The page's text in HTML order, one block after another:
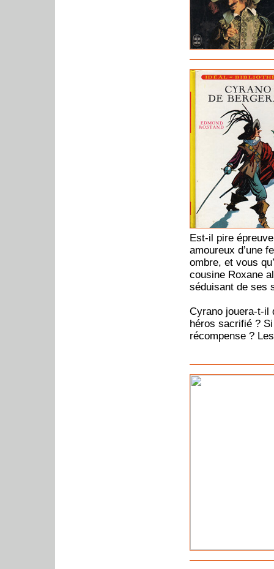
Est-il pire
amoureux d’une
ombre, et vous
cousine Roxane
séduisant de ses
Cyrano jouera-t-il
héros sacrifié ?
récompense ?